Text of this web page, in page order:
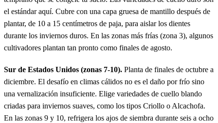
el estándar aquí. Cubre con una capa gruesa de mantillo después de
plantar, de 10 a 15 centímetros de paja, para aislar los dientes
durante los inviernos duros. En las zonas más frías (zona 3), algunos
cultivadores plantan tan pronto como finales de agosto.
Sur de Estados Unidos (zonas 7-10). Planta de finales de octubre a
diciembre. El desafío en climas cálidos no es el daño por frío sino
una vernalización insuficiente. Elige variedades de cuello blando
criadas para inviernos suaves, como los tipos Criollo o Alcachofa.
En las zonas 9 y 10, refrigera los ajos de siembra durante seis a ocho